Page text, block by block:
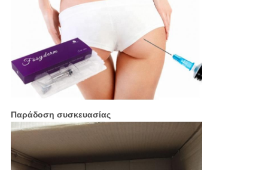
Παράδοση συσκευασίας